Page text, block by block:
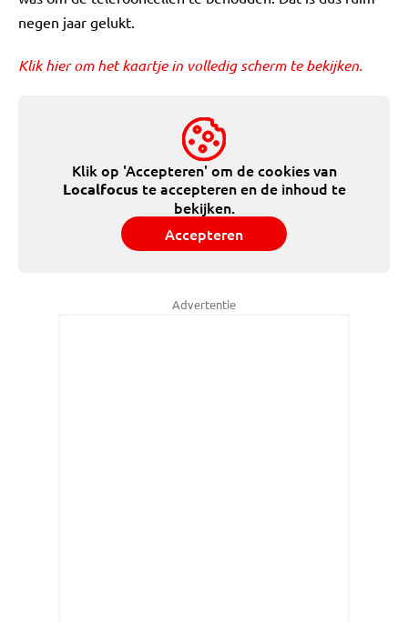
negen jaar gelukt.
Klik hier om het kaartje in volledig scherm te bekijken.
Klik op 'Accepteren' om de cookies van
Localfocus te accepteren en de inhoud te
bekijken.
Accepteren
Advertentie